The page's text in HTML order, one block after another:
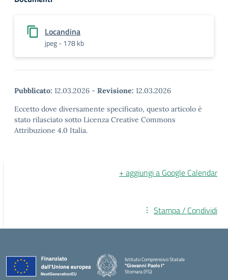
Locandina
jpeg - 178 kb
Pubblicato: 12.03.2026 - Revisione: 12.03.2026
Eccetto dove diversamente specificato, questo articolo è
stato rilasciato sotto Licenza Creative Commons
Attribuzione 4.0 Italia.
+ aggiungi a Google Calendar
Stampa / Condividi
Istituto Comprensivo Statale
"Giovanni Paolo I"
Stornara (FG)